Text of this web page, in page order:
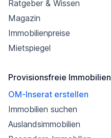
Ratgeber & Wissen
Magazin
Immobilienpreise
Mietspiegel
Provisionsfreie Immobilien
OM-Inserat erstellen
Immobilien suchen
Auslandsimmobilien